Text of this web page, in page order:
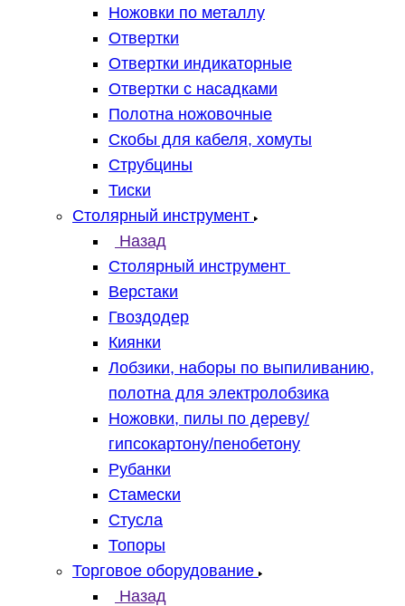
Ножовки по металлу
Отвертки
Отвертки индикаторные
Отвертки с насадками
Полотна ножовочные
Скобы для кабеля, хомуты
Струбцины
Тиски
Столярный инструмент
Назад
Столярный инструмент
Верстаки
Гвоздодер
Киянки
Лобзики, наборы по выпиливанию,
полотна для электролобзика
Ножовки, пилы по дереву/
гипсокартону/пенобетону
Рубанки
Стамески
Стусла
Топоры
Торговое оборудование
Назад